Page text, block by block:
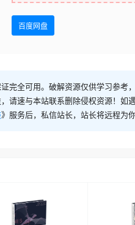
百度网盘
完全可用。破解资源仅供学习参考
请速与本站联系删除侵权资源！如
》服务后，私信站长，站长将远程为你